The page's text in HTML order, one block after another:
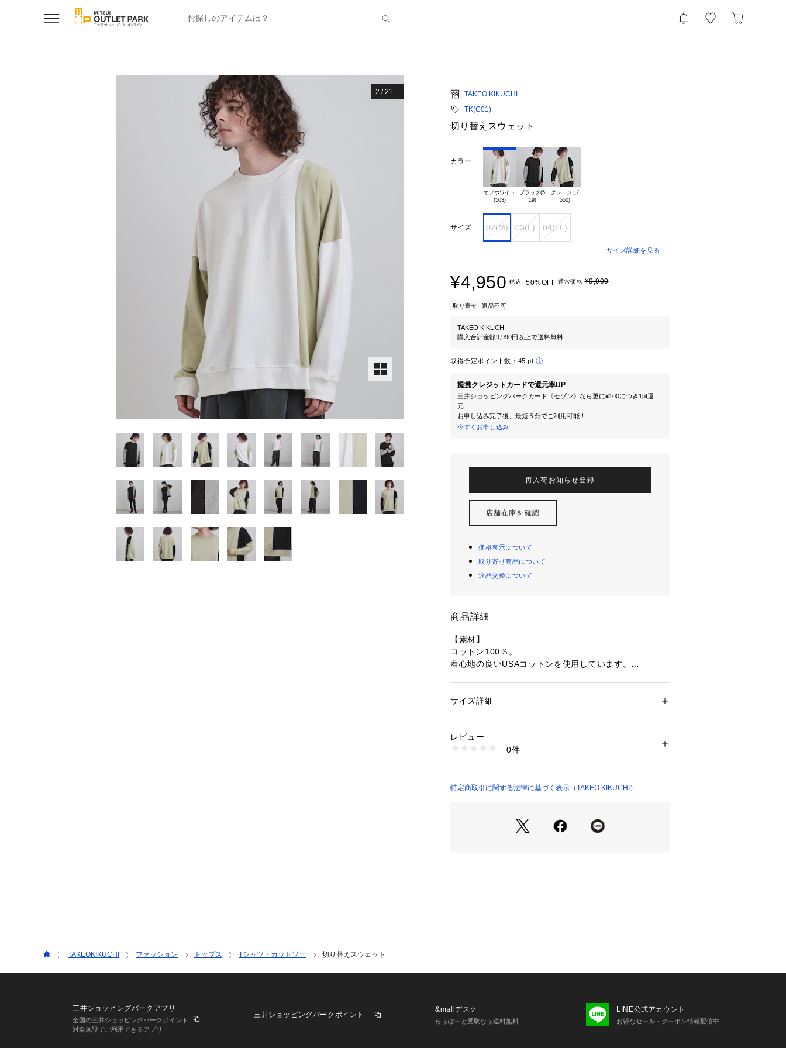
お探しのアイテムは？
2 /21
TAKEO KIKUCHI
TK(C01)
切り替えスウェット
カラー
オフホワイト
(503)
ブラック(5
19)
グレージュ(
サイズ 02(M) 03(L) 04(LL)
サイズ詳細を見る
¥4,950 税込 50%OFF 通常価格¥9,900
取り寄せ 返品不可
TAKEO KIKUCHI
購入合計金額9,990円以上で送料無料
取得予定ポイント数： 45 pt
提携クレジットカードで還元率UP
三井ショッピングパークカード《セゾン》なら更に¥100につき1pt還
元！
お申し込み完了後、最短５分でご利用可能！
今すぐお申し込み
再入荷お知らせ登録
店舗在庫を確認
価格表示について
取り寄せ商品について
返品交換について
商品詳細
【素材】
コットン100％。
着心地の良いUSAコットンを使用しています。
【デザイン】
使いやすい無地でデザイン。切り替えがアクセントにな
02サイズ（M）：165～175cm
※標準体型を基にした目安になります
▼ブランドのお気に入り登録
■こちらの商品はtk．TAKEO KIKUCHI店舗では取り扱い
性別：メンズ
ブラック（519） 本体: コットン100％ 別布部分: コットン90％ レ
ーヨン10％ リブ部分: コットン100％
商品番号：1095800004789 （モール）
サイズ詳細
レビュー
0件
特定商取引に関する法律に基づく表示（TAKEO KIKUCHI）
TAKEOKIKUCHI ファッション トップス Tシャツ・カットソー 切り替えスウェット
三井ショッピングパークアプリ
全国の三井ショッピングパークポイント
対象施設でご利用できるアプリ
三井ショッピングパークポイント
&mallデスク
ららぽーと受取なら送料無料
LINE公式アカウント
お得なセール・クーポン情報配信中